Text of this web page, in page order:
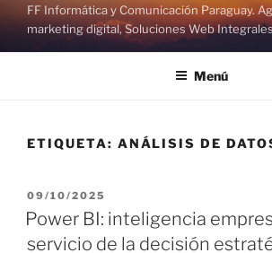
l
FF Informática y Comunicación Paraguay.
marketing digital, Soluciones Web
Menú
ETIQUETA: ANÁLISIS DE
P
U
B
L
09/10/2025
Power BI: inteligencia
servicio de la decisión